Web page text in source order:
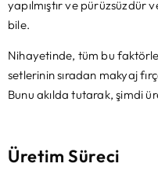
yapılmıştır ve pürüzsüzdür
bile.
Nihayetinde, tüm bu
setlerinin sıradan makyaj
Bunu akılda tutarak, şimdi
Üretim Süreci